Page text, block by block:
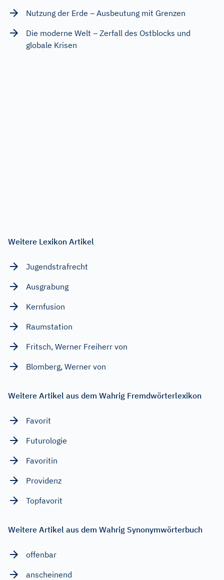
Nutzung der Erde – Ausbeutung mit Grenzen
Die moderne Welt – Zerfall des Ostblocks und
globale Krisen
Weitere Lexikon Artikel
Jugendstrafrecht
Ausgrabung
Kernfusion
Raumstation
Fritsch, Werner Freiherr von
Blomberg, Werner von
Weitere Artikel aus dem Wahrig Fremdwörterlexikon
Favorit
Futurologie
Favoritin
Providenz
Topfavorit
Weitere Artikel aus dem Wahrig Synonymwörterbuch
offenbar
anscheinend